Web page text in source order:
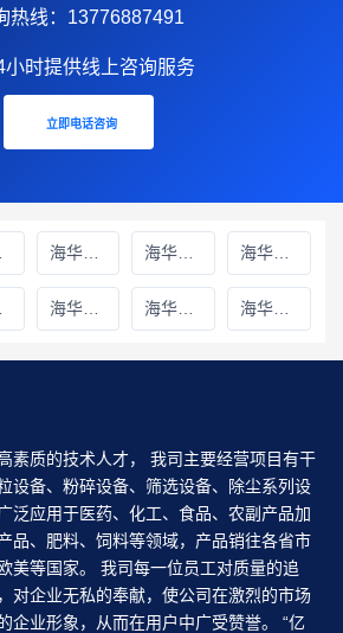
热线：13776887491
小时提供线上咨询服务
立即电话咨询
海华财务甘孜藏族自治州线上分站 海华财务巴中线上分站 海华财务阿坝藏族羌族自治州线上分站
海华财务广元线上分站 海华财务广安线上分站 海华财务德阳线上分站
素质的技术人才， 我司主要经营项目有干
设备、粉碎设备、筛选设备、除尘系列设
泛应用于医药、化工、食品、农副产品加
品、肥料、饲料等领域，产品销往各省市
美等国家。 我司每一位员工对质量的追
对企业无私的奉献，使公司在激烈的市场
企业形象，从而在用户中广受赞誉。 “亿